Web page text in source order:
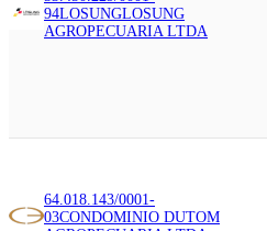
94LOSUNGLOSUNG
AGROPECUARIA LTDA
64.018.143/0001-
03CONDOMINIO DUTOM